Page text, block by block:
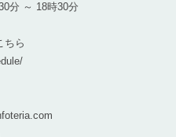
分 ～ 18時30分
ちら